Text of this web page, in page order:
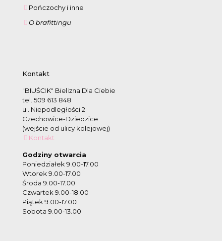
Pończochy i inne
O brafittingu
Kontakt
"BIUŚCIK" Bielizna Dla Ciebie
tel. 509 613 848
ul. Niepodległości 2
Czechowice-Dziedzice
(wejście od ulicy kolejowej)
Kontakt
Godziny otwarcia
Poniedziałek 9.00-17.00
Wtorek 9.00-17.00
Środa 9.00-17.00
Czwartek 9.00-18.00
Piątek 9.00-17.00
Sobota 9.00-13.00